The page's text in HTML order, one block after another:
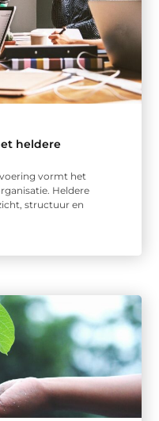
heldere
vormt het
Heldere
structuur en